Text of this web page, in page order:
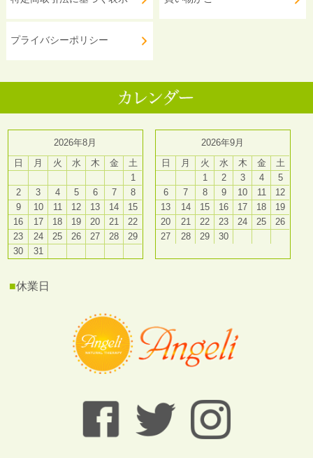
プライバシーポリシー
2026年8月
日
月 火 水 木 金
土
1
2
3 4 5 6 7
8
9
10 11 12 13 14
15
16
17 18 19 20 21
22
23
24 25 26 27 28
29
30
31
2026年9月
日
月 火 水 木 金
土
1
2 3 4
5
6
7 8 9 10 11
12
13
14 15 16 17 18
19
20
21 22 23 24 25
26
27
28 29 30
■休業日